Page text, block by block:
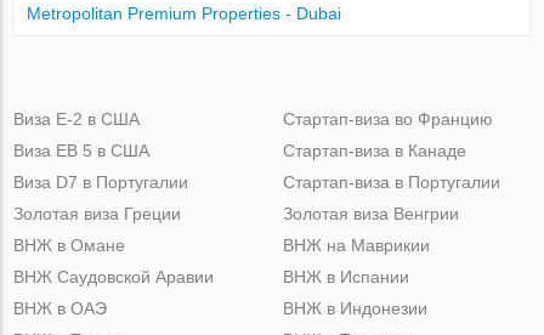
Metropolitan Premium Properties - Dubai
Виза Е-2 в США
Виза ЕВ 5 в США
Виза D7 в Португалии
Золотая виза Греции
Стартап-виза во Францию
Стартап-виза в Канаде
Стартап-виза в Португалии
Золотая виза Венгрии
ВНЖ в Омане
ВНЖ Саудовской Аравии
ВНЖ в ОАЭ
ВНЖ на Маврикии
ВНЖ в Испании
ВНЖ в Индонезии